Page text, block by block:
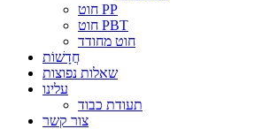
חוט PP
חוט PBT
חוט מחודד
חֲדָשׁוֹת
שאלות נפוצות
עלינו
תעודת כבוד
צור קשר